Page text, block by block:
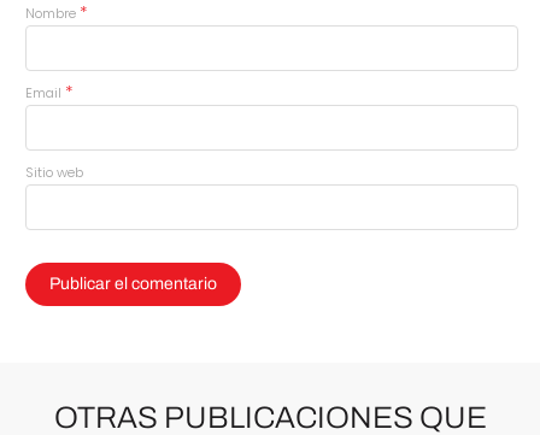
Nombre *
Email *
Sitio web
OTRAS PUBLICACIONES QUE